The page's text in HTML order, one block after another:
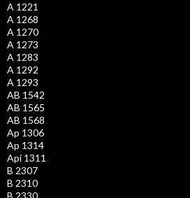
A 1221
A 1268
A 1270
A 1273
A 1283
A 1292
A 1293
AB 1542
AB 1565
AB 1568
Ap 1306
Ap 1314
Api 1311
B 2307
B 2310
B 2330